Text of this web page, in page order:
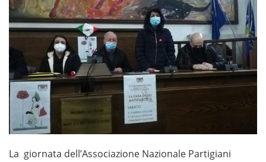
La giornata dell’Associazione Nazionale Partigiani